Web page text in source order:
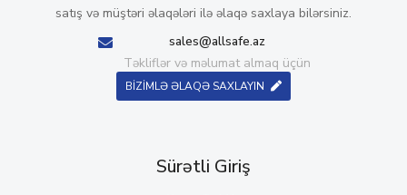
satış və müştəri əlaqələri ilə əlaqə saxlaya bilərsiniz.
sales@allsafe.az
Təkliflər və məlumat almaq üçün
BİZİMLƏ ƏLAQƏ SAXLAYIN
Sürətli Giriş